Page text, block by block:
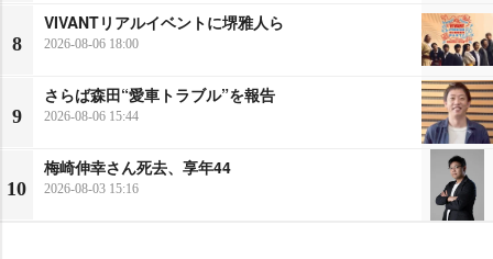
8
VIVANTリアルイベントに堺雅人ら
2026-08-06 18:00
9
さらば森田“愛車トラブル”を報告
2026-08-06 15:44
10
梅崎伸幸さん死去、享年44
2026-08-03 15:16